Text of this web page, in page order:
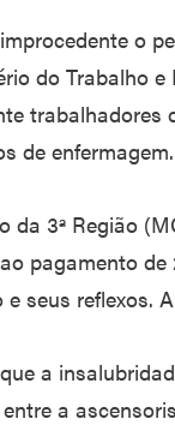
o
do Trabalho
trabalhadores
de enfermagem.
da 3ª Região
pagamento
seus reflexos.
a
a